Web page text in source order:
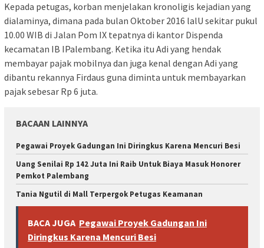
Kepada petugas, korban menjelakan kronoligis kejadian yang
dialaminya, dimana pada bulan Oktober 2016 lalU sekitar pukul
10.00 WIB di Jalan Pom IX tepatnya di kantor Dispenda
kecamatan IB IPalembang. Ketika itu Adi yang hendak
membayar pajak mobilnya dan juga kenal dengan Adi yang
dibantu rekannya Firdaus guna diminta untuk membayarkan
pajak sebesar Rp 6 juta.
BACAAN LAINNYA
Pegawai Proyek Gadungan Ini Diringkus Karena Mencuri Besi
Uang Senilai Rp 142 Juta Ini Raib Untuk Biaya Masuk Honorer
Pemkot Palembang
Tania Ngutil di Mall Terpergok Petugas Keamanan
BACA JUGA Pegawai Proyek Gadungan Ini
Diringkus Karena Mencuri Besi